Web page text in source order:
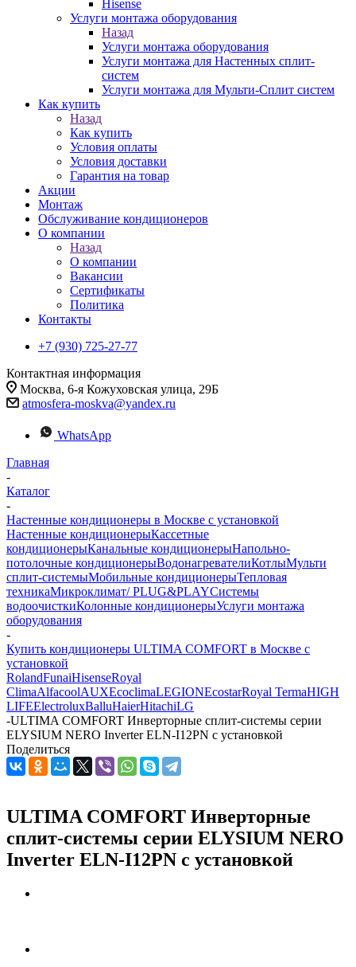
Hisense
Услуги монтажа оборудования
Назад
Услуги монтажа оборудования
Услуги монтажа для Настенных сплит-
систем
Услуги монтажа для Мульти-Сплит систем
Как купить
Назад
Как купить
Условия оплаты
Условия доставки
Гарантия на товар
Акции
Монтаж
Обслуживание кондиционеров
О компании
Назад
О компании
Вакансии
Сертификаты
Политика
Контакты
+7 (930) 725-27-77
Контактная информация
Москва, 6-я Кожуховская улица, 29Б
atmosfera-moskva@yandex.ru
WhatsApp
Главная
-
Каталог
-
Настенные кондиционеры в Москве с установкой
Настенные кондиционерыКассетные
кондиционерыКанальные кондиционерыНапольно-
потолочные кондиционерыВодонагревателиКотлыМульти
сплит-системыМобильные кондиционерыТепловая
техникаМикроклимат/ PLUG&PLAYСистемы
водоочисткиКолонные кондиционерыУслуги монтажа
оборудования
-
Купить кондиционеры ULTIMA COMFORT в Москве с
установкой
RolandFunaiHisenseRoyal
ClimaAlfacoolAUXEcoclimaLEGIONEcostarRoyal TermaHIGH
LIFEElectroluxBalluHaierHitachiLG
-ULTIMA COMFORT Инверторные сплит-системы серии
ELYSIUM NERO Inverter ELN-I12PN с установкой
Поделиться
ULTIMA COMFORT Инверторные
сплит-системы серии ELYSIUM NERO
Inverter ELN-I12PN с установкой